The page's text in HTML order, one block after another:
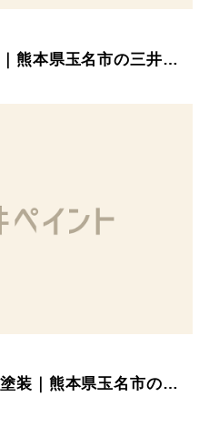
玉名市、店舗改修工事｜熊本県玉名市の三井塗装
玉名市、駐車場の白線塗装｜熊本県玉名市の三井塗装